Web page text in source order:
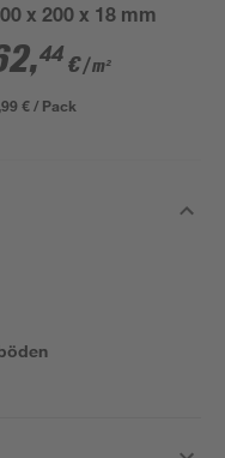
x 200 x 18 mm
,44 €/ m²
€ / Pack